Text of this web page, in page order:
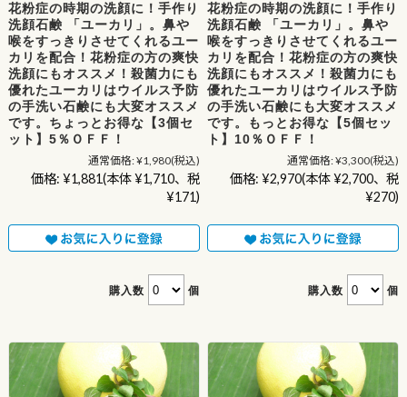
花粉症の時期の洗顔に！手作り
洗顔石鹸 「ユーカリ」。鼻や
喉をすっきりさせてくれるユー
カリを配合！花粉症の方の爽快
洗顔にもオススメ！殺菌力にも
優れたユーカリはウイルス予防
の手洗い石鹸にも大変オススメ
です。ちょっとお得な【3個セ
ット】5％ＯＦＦ！
通常価格:¥1,980(税込)
価格: ¥1,881(本体 ¥1,710、税
¥171)
購入数 個
花粉症の時期の洗顔に！手作り
洗顔石鹸 「ユーカリ」。鼻や
喉をすっきりさせてくれるユー
カリを配合！花粉症の方の爽快
洗顔にもオススメ！殺菌力にも
優れたユーカリはウイルス予防
の手洗い石鹸にも大変オススメ
です。もっとお得な【5個セッ
ト】10％ＯＦＦ！
通常価格:¥3,300(税込)
価格: ¥2,970(本体 ¥2,700、税
¥270)
購入数 個